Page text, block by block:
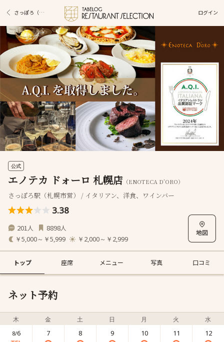
さっぽろ（札幌市営）駅グルメ ログイン
公式
エノテカ ドォーロ 札幌店 （ENOTECA D’ORO）
さっぽろ駅（札幌市営） / イタリアン、洋食、ワインバー
3.38
201人 8898人
￥5,000～￥5,999 ￥2,000～￥2,999
トップ 座席 メニュー 写真 口コミ
ネット予約
木 金 土 日 月 火 水
8/6 7 8 9 10 11 12